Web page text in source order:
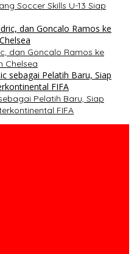
Soccer Skills U-13 Siap
dan Goncalo Ramos ke
Chelsea
Pelatih Baru, Siap
FIFA